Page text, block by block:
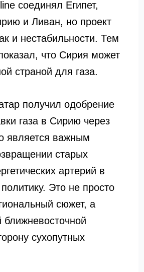
соединял Египет,
и Ливан, но проект
и нестабильности. Тем
что Сирия может
страной для газа.
получил одобрение
газа в Сирию через
является важным
старых
артерий в
Это не просто
сюжет, а
ближневосточной
сухопутных